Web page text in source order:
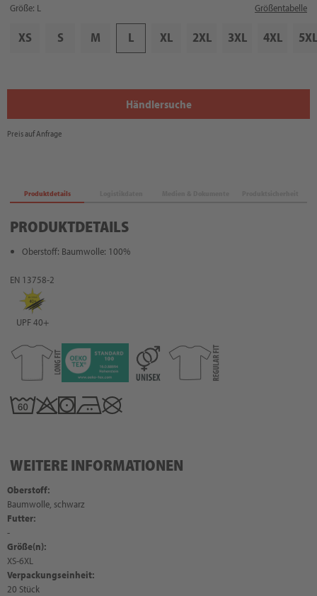
Größe: L Größentabelle
XS S M L XL 2XL 3XL 4XL 5XL
Händlersuche
Preis auf Anfrage
Produktdetails
PRODUKTDETAILS
Oberstoff: Baumwolle: 100%
EN 13758-2
UPF 40+
WEITERE INFORMATIONEN
Oberstoff:
Baumwolle, schwarz
Futter:
-
Größe(n):
XS-6XL
Verpackungseinheit:
20 Stück